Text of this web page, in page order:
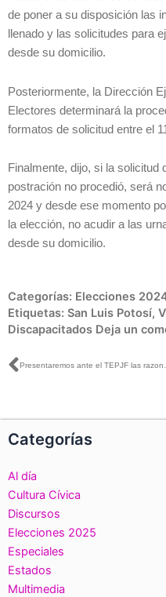
de poner a su disposición las
llenado y las solicitudes para
desde su domicilio.
Posteriormente, la Dirección
Electores determinará la
formatos de solicitud entre el
Finalmente, dijo, si la solicitud
postración no procedió, será
2024 y desde ese momento
la elección, no acudir a las
desde su domicilio.
Categorías: Elecciones
Etiquetas: San Luis Potosí,
Discapacitados Deja un
Ant
Categorías
Al día
Cultura Cívica
Discursos
Elecciones 2025
Especiales
Estados
Multimedia